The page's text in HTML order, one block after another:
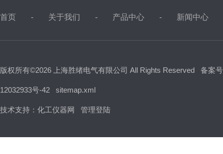
首页 关于我们 产品中心 新闻中心
版权所有©2026 上海胜绪电气有限公司 All Rights Reserved 备案
12032933号-42 sitemap.xml
技术支持： 化工仪器网 管理登陆